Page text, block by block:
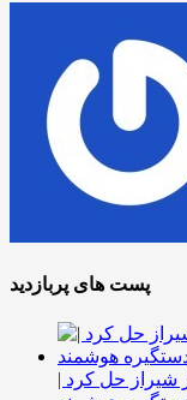
پست های پربازدید
شیراز حل کرد |